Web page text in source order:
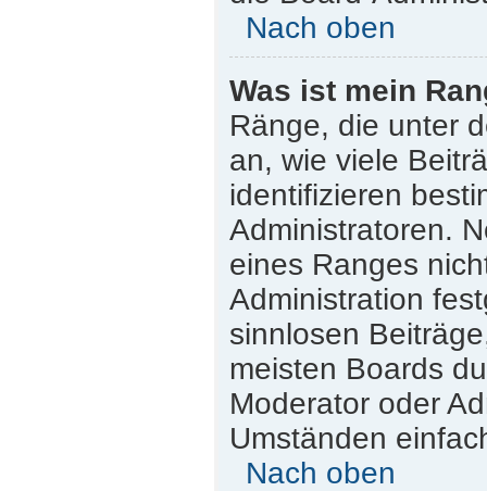
Nach oben
Was ist mein
Ränge, die unter
an, wie viele
identifizieren
Administratoren.
eines Ranges
Administration
sinnlosen
meisten Boards
Moderator oder
Umständen
Nach oben